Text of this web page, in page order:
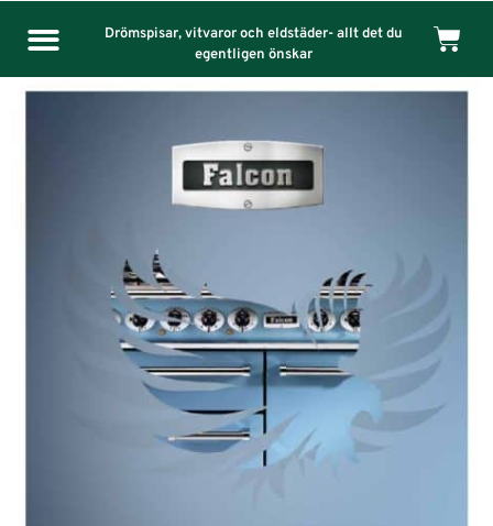
Drömspisar, vitvaror och eldstäder- allt det du
egentligen önskar